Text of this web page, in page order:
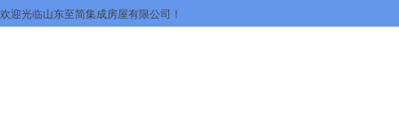
欢迎光临山东至简集成房屋有限公司！